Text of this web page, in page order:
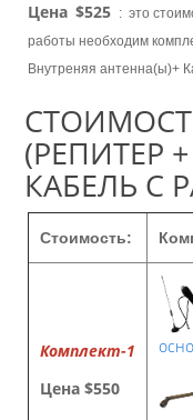
Цена $525 : это
работы необходим
Внутреняя антенна(ы)+
(РЕПИТЕР
КАБЕЛЬ С
Стоимость:
Комплект-1
Цена $550